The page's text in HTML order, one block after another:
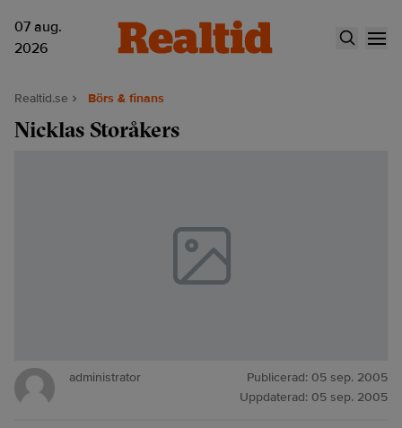
07 aug.
2026
Realtid.se Börs & finans
Nicklas Storåkers
administrator Publicerad: 05 sep. 2005
Uppdaterad: 05 sep. 2005